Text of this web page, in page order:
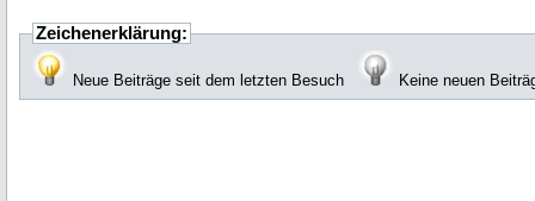
Zeichenerklärung:
Neue Beiträge seit dem letzten Besuch Keine neuen